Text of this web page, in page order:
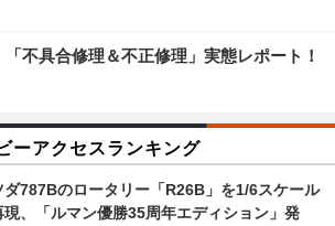
「不具合修理＆不正修理」実態レポート！
ーアクセスランキング
ダ787Bのロータリー「R26B」を1/6スケール
現、「ルマン優勝35周年エディション」発